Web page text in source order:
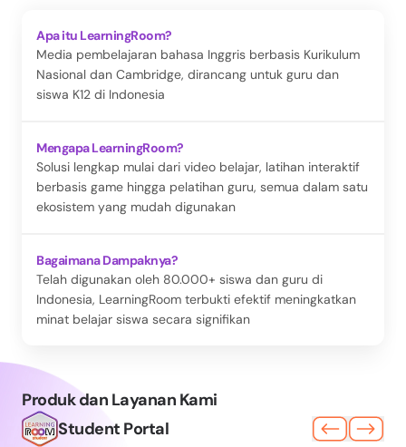
Apa itu LearningRoom?
Media pembelajaran bahasa Inggris berbasis Kurikulum
Nasional dan Cambridge, dirancang untuk guru dan
siswa K12 di Indonesia
Mengapa LearningRoom?
Solusi lengkap mulai dari video belajar, latihan interaktif
berbasis game hingga pelatihan guru, semua dalam satu
ekosistem yang mudah digunakan
Bagaimana Dampaknya?
Telah digunakan oleh 80.000+ siswa dan guru di
Indonesia, LearningRoom terbukti efektif meningkatkan
minat belajar siswa secara signifikan
Produk dan Layanan Kami
Student Portal